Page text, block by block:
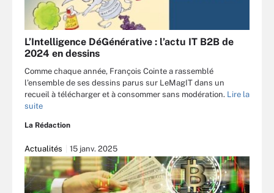
L’Intelligence DéGénérative : l’actu IT B2B de
2024 en dessins
Comme chaque année, François Cointe a rassemblé
l’ensemble de ses dessins parus sur LeMagIT dans un
recueil à télécharger et à consommer sans modération. Lire la
suite
La Rédaction
Actualités 15 janv. 2025